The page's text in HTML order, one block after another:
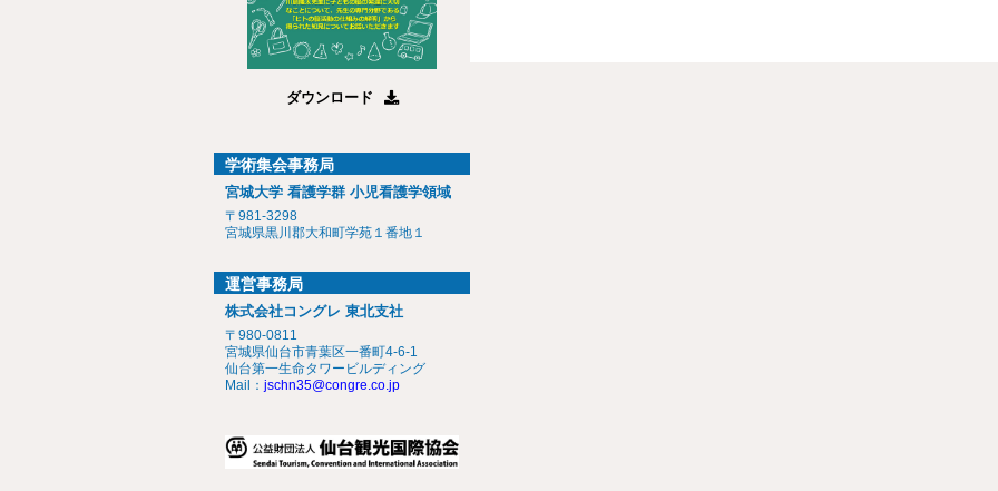
ダウンロード
学術集会事務局
宮城大学 看護学群 小児看護学領域
〒981-3298
宮城県黒川郡大和町学苑１番地１
運営事務局
株式会社コングレ 東北支社
〒980-0811
宮城県仙台市青葉区一番町4-6-1
仙台第一生命タワービルディング
Mail： jschn35@congre.co.jp